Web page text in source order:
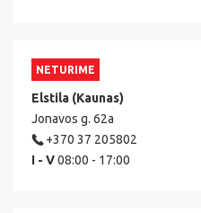
NETURIME
Elstila (Kaunas)
Jonavos g. 62a
+370 37 205802
I - V08:00 - 17:00